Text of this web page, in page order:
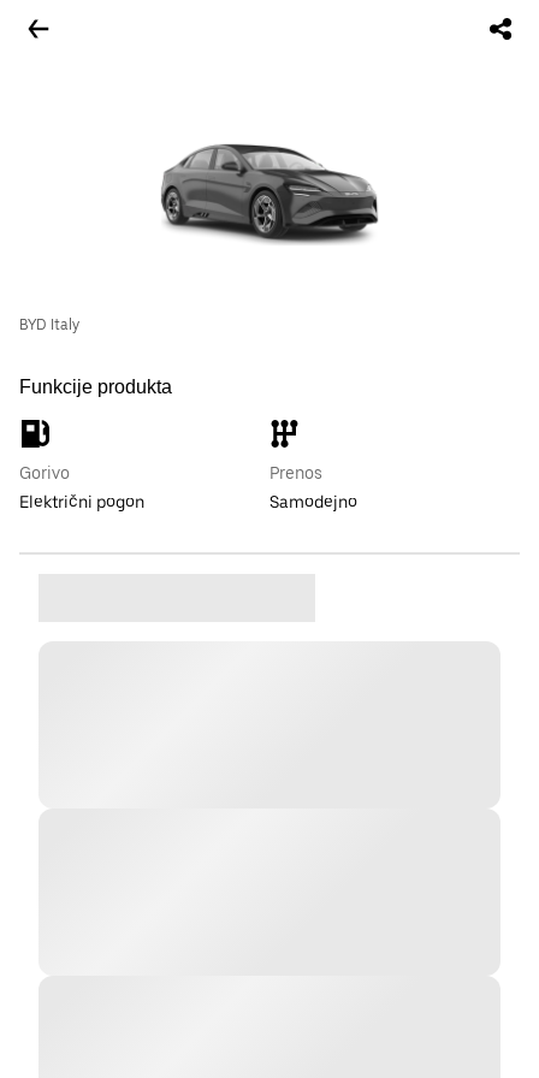
BYD Italy
Funkcije produkta
Gorivo
Električni pogon
Prenos
Samodejno